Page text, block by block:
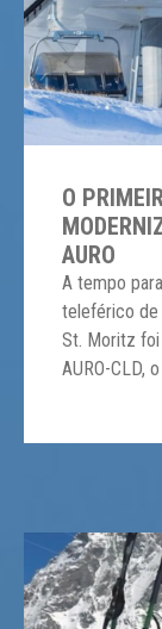
O
AURO
A tempo
teleférico de
St. Moritz foi
AURO-CLD,
inteligente,
geralmente